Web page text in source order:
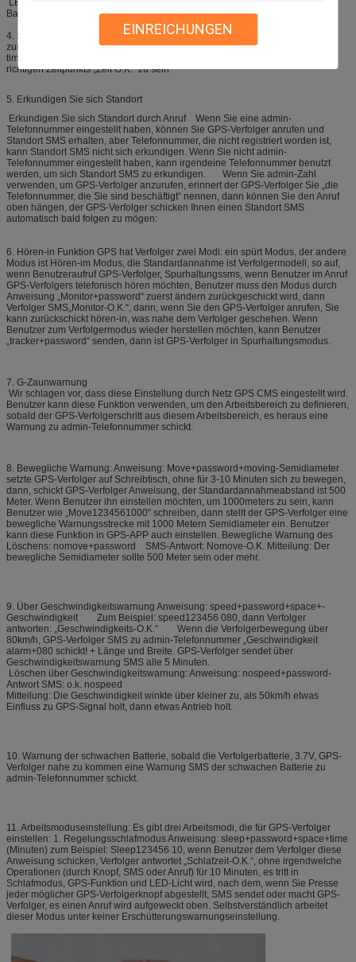
EINREICHUNGEN
LED-Lichtstatus normalerweise an ohne grelle aufladende grelle schwache
Batterie weg von der vollen Batterie
4. Satz GMT-Zeitzonenzahl: Anweisung: Zeit zone+123456+space+GMT Nr.
zum Beispiel, Finnland ist Zone GMT+2, also kann Benutzer einstellen:
timezone123456 +2. Dann wird GPS-Verfolger justiert, um die Zone des
richtigen Zeitpunkts „Zeit O.K.“ zu sein
5. Erkundigen Sie sich Standort
Erkundigen Sie sich Standort durch Anruf Wenn Sie eine admin-
Telefonnummer eingestellt haben, können Sie GPS-Verfolger anrufen und
Standort SMS erhalten, aber Telefonnummer, die nicht registriert worden ist,
kann Standort SMS nicht sich erkundigen. Wenn Sie nicht admin-
Telefonnummer eingestellt haben, kann irgendeine Telefonnummer benutzt
werden, um sich Standort SMS zu erkundigen. Wenn Sie admin-Zahl
verwenden, um GPS-Verfolger anzurufen, erinnert der GPS-Verfolger Sie „die
Telefonnummer, die Sie sind beschäftigt“ nennen, dann können Sie den Anruf
oben hängen, der GPS-Verfolger schicken Ihnen einen Standort SMS
automatisch bald folgen zu mögen:
6. Hören-in Funktion GPS hat Verfolger zwei Modi: ein spürt Modus, der andere
Modus ist Hören-im Modus, die Standardannahme ist Verfolgermodell, so auf,
wenn Benutzeraufruf GPS-Verfolger, Spurhaltungssms, wenn Benutzer im Anruf
GPS-Verfolgers telefonisch hören möchten, Benutzer muss den Modus durch
Anweisung „Monitor+password“ zuerst ändern zurückgeschickt wird, dann
Verfolger SMS„Monitor-O.K.“, dann, wenn Sie den GPS-Verfolger anrufen, Sie
kann zurückschickt hören-in, was nahe dem Verfolger geschehen. Wenn
Benutzer zum Verfolgermodus wieder herstellen möchten, kann Benutzer
„tracker+password“ senden, dann ist GPS-Verfolger in Spurhaltungsmodus.
7. G-Zaunwarnung
Wir schlagen vor, dass diese Einstellung durch Netz GPS CMS eingestellt wird.
Benutzer kann diese Funktion verwenden, um den Arbeitsbereich zu definieren,
sobald der GPS-Verfolgerschritt aus diesem Arbeitsbereich, es heraus eine
Warnung zu admin-Telefonnummer schickt.
8. Bewegliche Warnung: Anweisung: Move+password+moving-Semidiameter
setzte GPS-Verfolger auf Schreibtisch, ohne für 3-10 Minuten sich zu bewegen,
dann, schickt GPS-Verfolger Anweisung, der Standardannahmeabstand ist 500
Meter. Wenn Benutzer ihn einstellen möchten, um 1000meters zu sein, kann
Benutzer wie „Move1234561000“ schreiben, dann stellt der GPS-Verfolger eine
bewegliche Warnungsstrecke mit 1000 Metern Semidiameter ein. Benutzer
kann diese Funktion in GPS-APP auch einstellen. Bewegliche Warnung des
Löschens: nomove+password SMS-Antwort: Nomove-O.K. Mitteilung: Der
bewegliche Semidiameter sollte 500 Meter sein oder mehr.
9. Über Geschwindigkeitswarnung Anweisung: speed+password+space+-
Geschwindigkeit Zum Beispiel: speed123456 080, dann Verfolger
antworten: „Geschwindigkeits-O.K.“ Wenn die Verfolgerbewegung über
80km/h, GPS-Verfolger SMS zu admin-Telefonnummer „Geschwindigkeit
alarm+080 schickt! + Länge und Breite. GPS-Verfolger sendet über
Geschwindigkeitswarnung SMS alle 5 Minuten.
Löschen über Geschwindigkeitswarnung: Anweisung: nospeed+password-
Antwort SMS: o.k. nospeed
Mitteilung: Die Geschwindigkeit winkte über kleiner zu, als 50km/h etwas
Einfluss zu GPS-Signal holt, dann etwas Antrieb holt.
10. Warnung der schwachen Batterie, sobald die Verfolgerbatterie, 3.7V, GPS-
Verfolger nahe zu kommen eine Warnung SMS der schwachen Batterie zu
admin-Telefonnummer schickt.
11. Arbeitsmoduseinstellung: Es gibt drei Arbeitsmodi, die für GPS-Verfolger
einstellen: 1. Regelungsschlafmodus Anweisung: sleep+password+space+time
(Minuten) zum Beispiel: Sleep123456 10, wenn Benutzer dem Verfolger diese
Anweisung schicken, Verfolger antwortet „Schlafzeit-O.K.“, ohne irgendwelche
Operationen (durch Knopf, SMS oder Anruf) für 10 Minuten, es tritt in
Schlafmodus, GPS-Funktion und LED-Licht wird, nach dem, wenn Sie Presse
jeder möglicher GPS-Verfolgerknopf abgestellt, SMS sendet oder macht GPS-
Verfolger, es einen Anruf wird aufgeweckt oben. Selbstverständlich arbeitet
dieser Modus unter keiner Erschütterungswarnungseinstellung.